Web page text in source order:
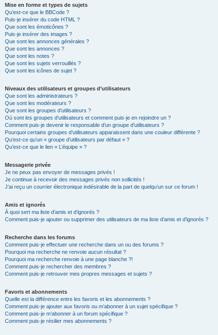
Mise en forme et types de sujets
Qu’est-ce que le BBCode ?
Puis-je insérer du code HTML ?
Que sont les émoticônes ?
Puis-je insérer des images ?
Que sont les annonces générales ?
Que sont les annonces ?
Que sont les notes ?
Que sont les sujets verrouillés ?
Que sont les icônes de sujet ?
Niveaux des utilisateurs et groupes d’utilisateurs
Que sont les administrateurs ?
Que sont les modérateurs ?
Que sont les groupes d’utilisateurs ?
Où sont les groupes d’utilisateurs et comment puis-je en rejoindre un ?
Comment puis-je devenir le responsable d’un groupe d’utilisateurs ?
Pourquoi certains groupes d’utilisateurs apparaissent dans une couleur différente ?
Qu’est-ce qu’un « groupe d’utilisateurs par défaut » ?
Qu’est-ce que le lien « L’équipe » ?
Messagerie privée
Je ne peux pas envoyer de messages privés !
Je continue à recevoir des messages privés non sollicités !
J’ai reçu un courrier électronique indésirable de la part de quelqu’un sur ce forum !
Amis et ignorés
À quoi sert ma liste d’amis et d’ignorés ?
Comment puis-je ajouter ou supprimer des utilisateurs de ma liste d’amis et d’ignorés ?
Recherche dans les forums
Comment puis-je effectuer une recherche dans un ou des forums ?
Pourquoi ma recherche ne renvoie aucun résultat ?
Pourquoi ma recherche renvoie à une page blanche ?!
Comment puis-je rechercher des membres ?
Comment puis-je retrouver mes propres messages et sujets ?
Favoris et abonnements
Quelle est la différence entre les favoris et les abonnements ?
Comment puis-je ajouter aux favoris ou m’abonner à un sujet spécifique ?
Comment puis-je m’abonner à un forum spécifique ?
Comment puis-je résilier mes abonnements ?